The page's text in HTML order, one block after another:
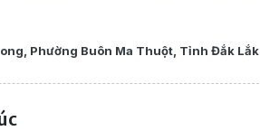
Phường Buôn Ma Thuột, Tỉnh Đắk Lắk